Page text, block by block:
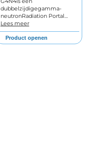
dubbelzijdigegamma-
neutronRadiation Portal…
Lees meer
Product openen